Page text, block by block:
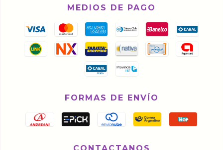
MEDIOS DE PAGO
FORMAS DE ENVÍO